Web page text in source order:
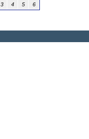
3 4 5 6